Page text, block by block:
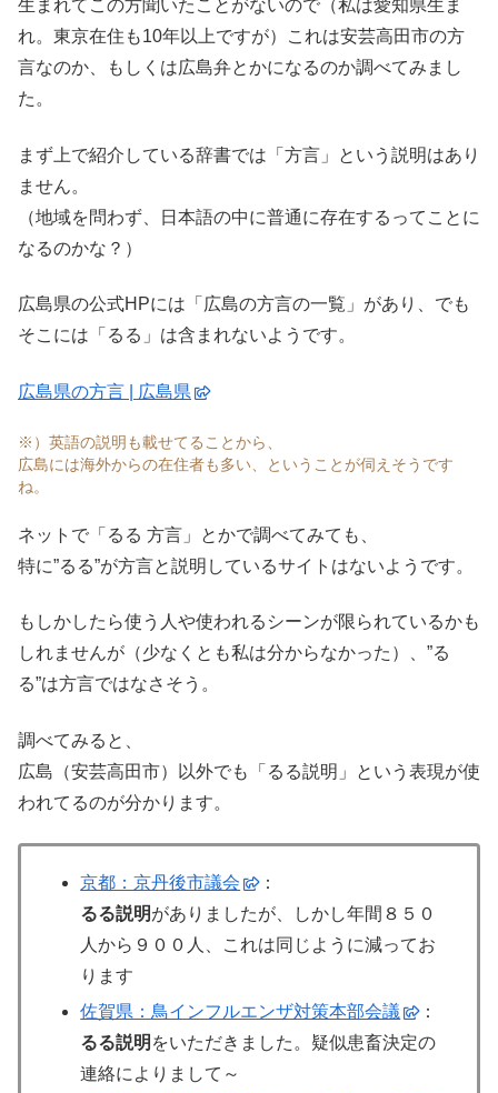
生まれてこの方聞いたことがないので（私は愛知県生ま
れ。東京在住も10年以上ですが）これは安芸高田市の方
言なのか、もしくは広島弁とかになるのか調べてみまし
た。
まず上で紹介している辞書では「方言」という説明はあり
ません。
（地域を問わず、日本語の中に普通に存在するってことに
なるのかな？）
広島県の公式HPには「広島の方言の一覧」があり、でも
そこには「るる」は含まれないようです。
広島県の方言 | 広島県
※）英語の説明も載せてることから、
広島には海外からの在住者も多い、ということが伺えそうです
ね。
ネットで「るる 方言」とかで調べてみても、
特に”るる”が方言と説明しているサイトはないようです。
もしかしたら使う人や使われるシーンが限られているかも
しれませんが（少なくとも私は分からなかった）、”る
る”は方言ではなさそう。
調べてみると、
広島（安芸高田市）以外でも「るる説明」という表現が使
われてるのが分かります。
京都：京丹後市議会
：
るる説明がありましたが、しかし年間８５０
人から９００人、これは同じように減ってお
ります
佐賀県：鳥インフルエンザ対策本部会議
：
るる説明 をいただきました。疑似患畜決定の
連絡によりまして～